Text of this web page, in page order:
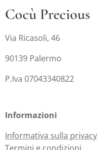
Cocù Precious
Via Ricasoli, 46
90139 Palermo
P.Iva 07043340822
Informazioni
Informativa sulla privacy